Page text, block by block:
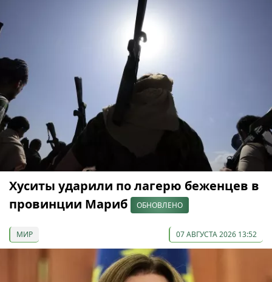
Хуситы ударили по лагерю беженцев в
провинции Мариб
ОБНОВЛЕНО
МИР 07 АВГУСТА 2026 13:52